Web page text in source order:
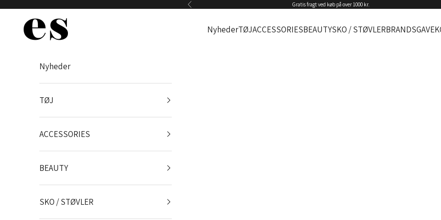
Spring til indhold Forrige Gratis fragt ved køb på over 1000 kr.
Es Webshop NyhederTØJACCESSORIESBEAUTYSKO / STØVLERBRANDS
Nyheder
TØJ
ACCESSORIES
BEAUTY
SKO / STØVLER